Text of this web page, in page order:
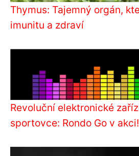
Thymus: Tajemný orgán,
imunitu a zdraví
Revoluční elektronické
sportovce: Rondo Go v akci!